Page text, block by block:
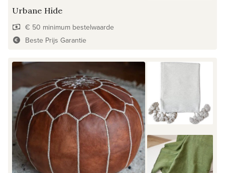
Urbane Hide
€ 50 minimum bestelwaarde
Beste Prijs Garantie